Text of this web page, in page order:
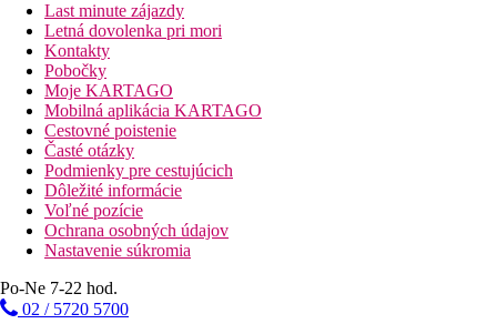
Last minute zájazdy
Letná dovolenka pri mori
Kontakty
Pobočky
Moje KARTAGO
Mobilná aplikácia KARTAGO
Cestovné poistenie
Časté otázky
Podmienky pre cestujúcich
Dôležité informácie
Voľné pozície
Ochrana osobných údajov
Nastavenie súkromia
Po-Ne 7-22 hod.
02 / 5720 5700